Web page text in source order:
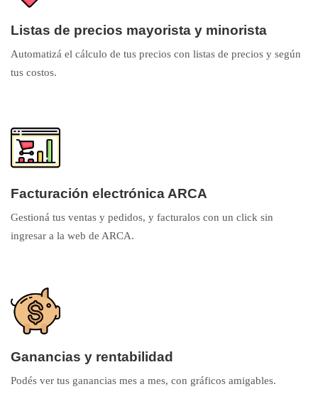
Listas de precios mayorista y minorista
Automatizá el cálculo de tus precios con listas de precios y según
tus costos.
Facturación electrónica ARCA
Gestioná tus ventas y pedidos, y facturalos con un click sin
ingresar a la web de ARCA.
Ganancias y rentabilidad
Podés ver tus ganancias mes a mes, con gráficos amigables.